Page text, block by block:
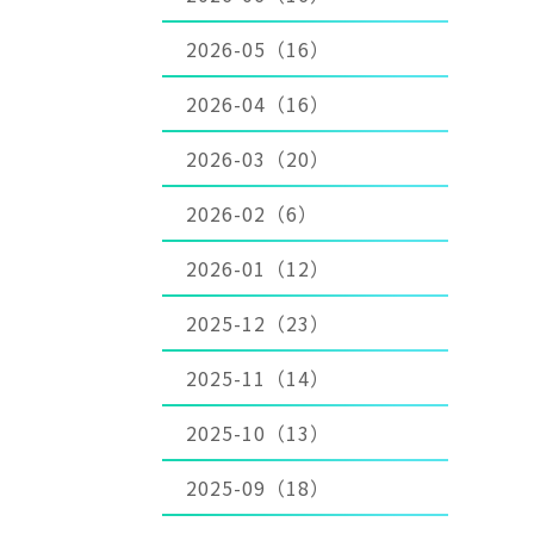
2026-05（16）
2026-04（16）
2026-03（20）
2026-02（6）
2026-01（12）
2025-12（23）
2025-11（14）
2025-10（13）
2025-09（18）